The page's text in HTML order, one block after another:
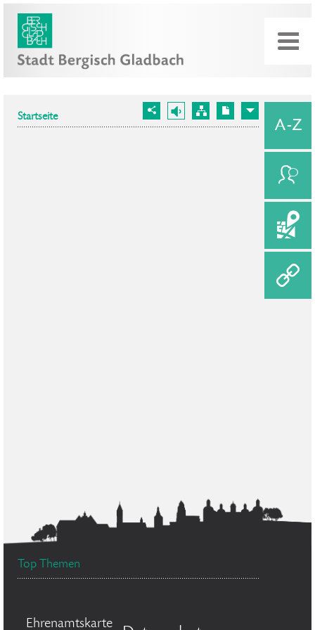
Startseite
Top Themen
Ehrenamtskarte